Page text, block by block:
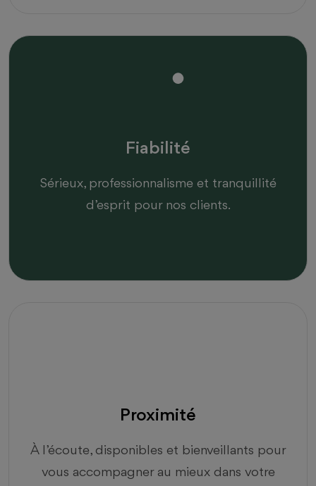
Fiabilité
Sérieux, professionnalisme et tranquillité
d’esprit pour nos clients.
Proximité
À l’écoute, disponibles et bienveillants pour
vous accompagner au mieux dans votre